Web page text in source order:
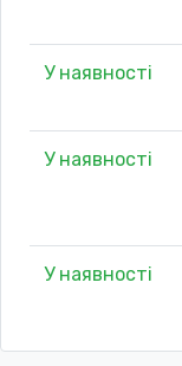
У наявності
У наявності
У наявності